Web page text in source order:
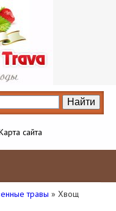
сайта
травы » Хвощ